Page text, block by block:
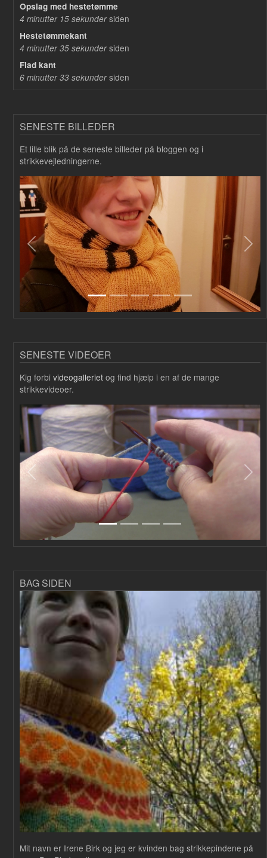
Opslag med hestetømme
4 minutter 15 sekundersiden
Hestetømmekant
4 minutter 35 sekundersiden
Flad kant
6 minutter 33 sekundersiden
SENESTE BILLEDER
Et lille blik på de seneste billeder på bloggen og i
strikkevejledningerne.
Forrige
SENESTE VIDEOER
Kig forbi videogalleriet og find hjælp i en af de mange
strikkevideoer.
Forrige
BAG SIDEN
Mit navn er Irene Birk og jeg er kvinden bag strikkepindene på